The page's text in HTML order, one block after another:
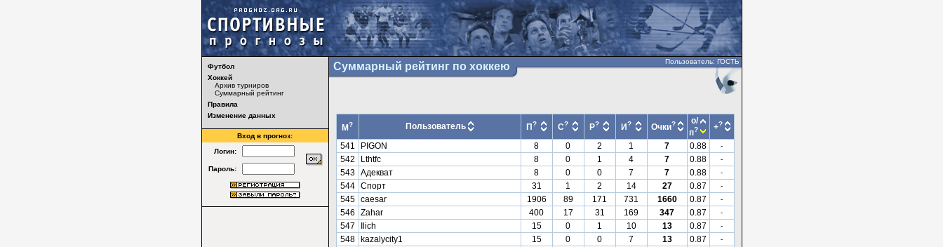
Футбол
Хоккей
Архив турниров
Суммарный рейтинг
Правила
Изменение данных
Вход в прогноз:
Логин:
Пароль:
Суммарный рейтинг по хоккею Пользователь: ГОСТЬ
М? Пользователь П? С? Р? И? Очки?
о/
п? +?
541 PIGON 8 0 2 1 7 0.88 -
542 Lthtfc 8 0 1 4 7 0.88 -
543 Адекват 8 0 0 7 7 0.88 -
544 Спорт 31 1 2 14 27 0.87 -
545 caesar 1906 89 171 731 1660 0.87 -
546 Zahar 400 17 31 169 347 0.87 -
547 Ilich 15 0 1 10 13 0.87 -
548 kazalycity1 15 0 0 7 13 0.87 -